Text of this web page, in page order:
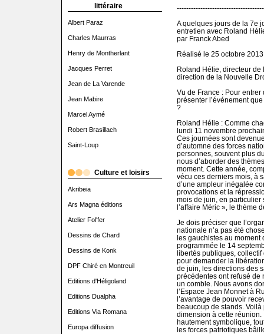
littéraire
Albert Paraz
Charles Maurras
Henry de Montherlant
Jacques Perret
Jean de La Varende
Jean Mabire
Marcel Aymé
Robert Brasillach
Saint-Loup
Culture et loisirs
Akribeia
Ars Magna éditions
Atelier Fol'fer
Dessins de Chard
Dessins de Konk
DPF Chiré en Montreuil
Editions d'Héligoland
Editions Dualpha
Editions Via Romana
Europa diffusion
-------------------------------------
A quelques jours de la 7e
entretien avec Roland
par Franck Abed
Réalisé le 25 octobre 2013
Roland Hélie, directeur de
direction de la Nouvelle
Vu de France : Pour
présenter l’événement
?
Roland Hélie : Comme
lundi 11 novembre
Ces journées sont
d’automne des forces
personnes, souvent plus
nous d’aborder des
moment. Cette année,
vécu ces derniers mois, à
d’une ampleur inégalée
provocations et la
mois de juin, en particulier
l’affaire Méric », le thème
Je dois préciser que
nationale n’a pas été
les gauchistes au moment
programmée le 14
libertés publiques,
pour demander la
de juin, les directions des
précédentes ont refusé de
un comble. Nous avons
l’Espace Jean Monnet à
l’avantage de pouvoir
beaucoup de stands.
dimension à cette réunion.
hautement symbolique,
les forces patriotiques